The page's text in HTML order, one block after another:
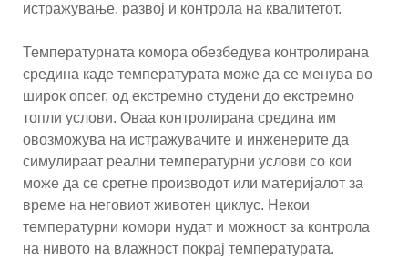
истражување, развој и контрола на квалитетот.
Температурната комора обезбедува контролирана
средина каде температурата може да се менува во
широк опсег, од екстремно студени до екстремно
топли услови. Оваа контролирана средина им
овозможува на истражувачите и инженерите да
симулираат реални температурни услови со кои
може да се сретне производот или материјалот за
време на неговиот животен циклус. Некои
температурни комори нудат и можност за контрола
на нивото на влажност покрај температурата.